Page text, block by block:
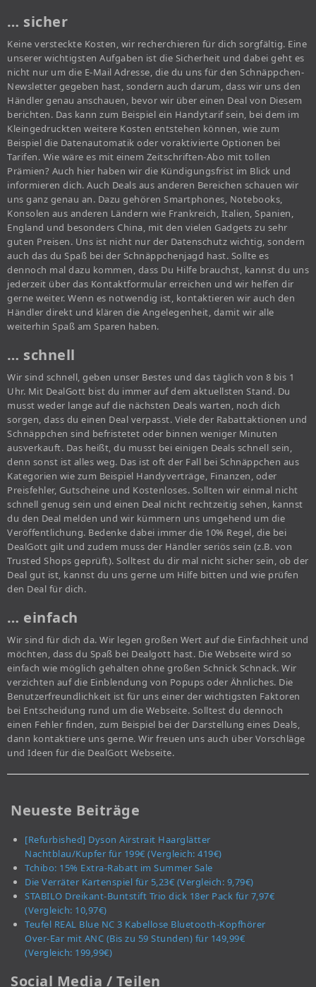
… sicher
Keine versteckte Kosten, wir recherchieren für dich sorgfältig. Eine
unserer wichtigsten Aufgaben ist die Sicherheit und dabei geht es
nicht nur um die E-Mail Adresse, die du uns für den Schnäppchen-
Newsletter gegeben hast, sondern auch darum, dass wir uns den
Händler genau anschauen, bevor wir über einen Deal von Diesem
berichten. Das kann zum Beispiel ein Handytarif sein, bei dem im
Kleingedruckten weitere Kosten entstehen können, wie zum
Beispiel die Datenautomatik oder voraktivierte Optionen bei
Tarifen. Wie wäre es mit einem Zeitschriften-Abo mit tollen
Prämien? Auch hier haben wir die Kündigungsfrist im Blick und
informieren dich. Auch Deals aus anderen Bereichen schauen wir
uns ganz genau an. Dazu gehören Smartphones, Notebooks,
Konsolen aus anderen Ländern wie Frankreich, Italien, Spanien,
England und besonders China, mit den vielen Gadgets zu sehr
guten Preisen. Uns ist nicht nur der Datenschutz wichtig, sondern
auch das du Spaß bei der Schnäppchenjagd hast. Sollte es
dennoch mal dazu kommen, dass Du Hilfe brauchst, kannst du uns
jederzeit über das Kontaktformular erreichen und wir helfen dir
gerne weiter. Wenn es notwendig ist, kontaktieren wir auch den
Händler direkt und klären die Angelegenheit, damit wir alle
weiterhin Spaß am Sparen haben.
… schnell
Wir sind schnell, geben unser Bestes und das täglich von 8 bis 1
Uhr. Mit DealGott bist du immer auf dem aktuellsten Stand. Du
musst weder lange auf die nächsten Deals warten, noch dich
sorgen, dass du einen Deal verpasst. Viele der Rabattaktionen und
Schnäppchen sind befristetet oder binnen weniger Minuten
ausverkauft. Das heißt, du musst bei einigen Deals schnell sein,
denn sonst ist alles weg. Das ist oft der Fall bei Schnäppchen aus
Kategorien wie zum Beispiel Handyverträge, Finanzen, oder
Preisfehler, Gutscheine und Kostenloses. Sollten wir einmal nicht
schnell genug sein und einen Deal nicht rechtzeitig sehen, kannst
du den Deal melden und wir kümmern uns umgehend um die
Veröffentlichung. Bedenke dabei immer die 10% Regel, die bei
DealGott gilt und zudem muss der Händler seriös sein (z.B. von
Trusted Shops geprüft). Solltest du dir mal nicht sicher sein, ob der
Deal gut ist, kannst du uns gerne um Hilfe bitten und wie prüfen
den Deal für dich.
… einfach
Wir sind für dich da. Wir legen großen Wert auf die Einfachheit und
möchten, dass du Spaß bei Dealgott hast. Die Webseite wird so
einfach wie möglich gehalten ohne großen Schnick Schnack. Wir
verzichten auf die Einblendung von Popups oder Ähnliches. Die
Benutzerfreundlichkeit ist für uns einer der wichtigsten Faktoren
bei Entscheidung rund um die Webseite. Solltest du dennoch
einen Fehler finden, zum Beispiel bei der Darstellung eines Deals,
dann kontaktiere uns gerne. Wir freuen uns auch über Vorschläge
und Ideen für die DealGott Webseite.
Neueste Beiträge
[Refurbished] Dyson Airstrait Haarglätter
Nachtblau/Kupfer für 199€ (Vergleich: 419€)
Tchibo: 15% Extra-Rabatt im Summer Sale
Die Verräter Kartenspiel für 5,23€ (Vergleich: 9,79€)
STABILO Dreikant-Buntstift Trio dick 18er Pack für 7,97€
(Vergleich: 10,97€)
Teufel REAL Blue NC 3 Kabellose Bluetooth-Kopfhörer
Over-Ear mit ANC (Bis zu 59 Stunden) für 149,99€
(Vergleich: 199,99€)
Social Media / Teilen